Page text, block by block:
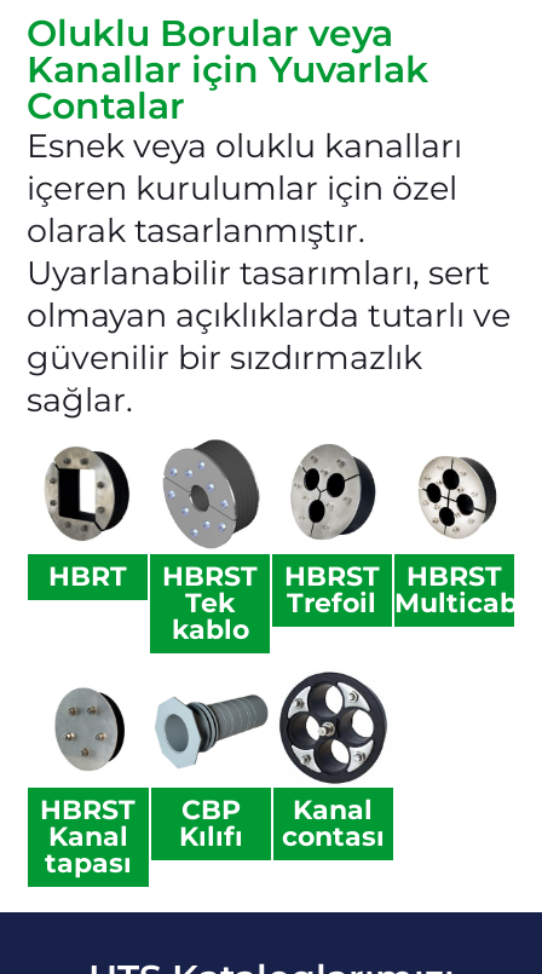
Oluklu Borular veya
Kanallar için Yuvarlak
Contalar
Esnek veya oluklu kanalları
içeren kurulumlar için özel
olarak tasarlanmıştır.
Uyarlanabilir tasarımları, sert
olmayan açıklıklarda tutarlı ve
güvenilir bir sızdırmazlık
sağlar.
HBRT
HBRST
Tek
kablo
HBRST
Trefoil
HBRST
Multicable
HBRST
Kanal
tapası
CBP
Kılıfı
Kanal
contası